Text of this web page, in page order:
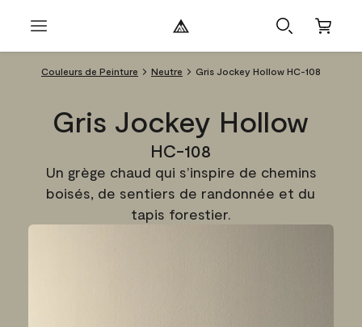
Couleurs de Peinture Neutre Gris Jockey Hollow HC-108
Gris Jockey Hollow
HC-108
Un grège chaud qui s’inspire de chemins
boisés, de sentiers de randonnée et du
tapis forestier.